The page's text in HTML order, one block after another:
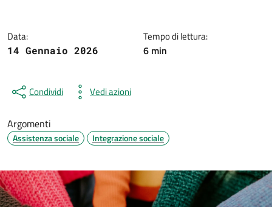
Data:
14 Gennaio 2026
Tempo di lettura:
6 min
Condividi Vedi azioni
Argomenti
Assistenza sociale Integrazione sociale